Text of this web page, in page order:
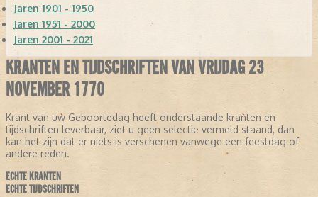
Jaren 1901 - 1950
Jaren 1951 - 2000
Jaren 2001 - 2021
KRANTEN EN TIJDSCHRIFTEN VAN VRIJDAG 23
NOVEMBER 1770
Krant van uw Geboortedag heeft onderstaande kranten en
tijdschriften leverbaar, ziet u geen selectie vermeld staand, dan
kan het zijn dat er niets is verschenen vanwege een feestdag of
andere reden.
ECHTE KRANTEN
ECHTE TIJDSCHRIFTEN